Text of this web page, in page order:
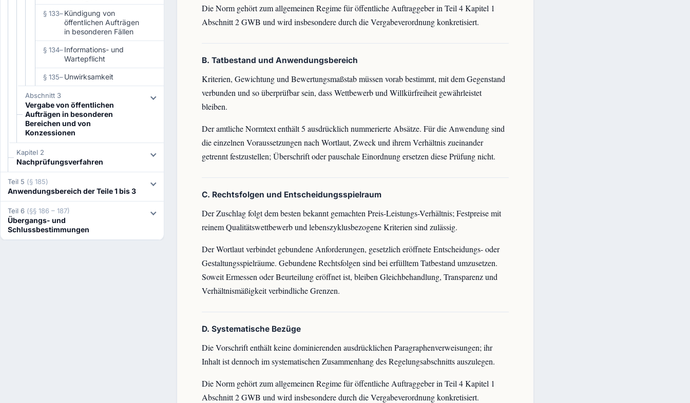
§ 133–Kündigung von
öffentlichen Aufträgen
in besonderen Fällen
§ 134–Informations- und
Wartepflicht
§ 135–Unwirksamkeit
Abschnitt 3
Vergabe von öffentlichen
Aufträgen in besonderen
Bereichen und von
Konzessionen
Kapitel 2
Nachprüfungsverfahren
Teil 5 (§ 185)
Anwendungsbereich der Teile 1 bis 3
Teil 6 (§§ 186 – 187)
Übergangs- und
Schlussbestimmungen
Die Norm gehört zum allgemeinen Regime für öffentliche Auftraggeber in Teil 4 Kapitel 1
Abschnitt 2 GWB und wird insbesondere durch die Vergabeverordnung konkretisiert.
B. Tatbestand und Anwendungsbereich
Kriterien, Gewichtung und Bewertungsmaßstab müssen vorab bestimmt, mit dem Gegenstand
verbunden und so überprüfbar sein, dass Wettbewerb und Willkürfreiheit gewährleistet
bleiben.
Der amtliche Normtext enthält 5 ausdrücklich nummerierte Absätze. Für die Anwendung sind
die einzelnen Voraussetzungen nach Wortlaut, Zweck und ihrem Verhältnis zueinander
getrennt festzustellen; Überschrift oder pauschale Einordnung ersetzen diese Prüfung nicht.
C. Rechtsfolgen und Entscheidungsspielraum
Der Zuschlag folgt dem besten bekannt gemachten Preis-Leistungs-Verhältnis; Festpreise mit
reinem Qualitätswettbewerb und lebenszyklusbezogene Kriterien sind zulässig.
Der Wortlaut verbindet gebundene Anforderungen, gesetzlich eröffnete Entscheidungs- oder
Gestaltungsspielräume. Gebundene Rechtsfolgen sind bei erfülltem Tatbestand umzusetzen.
Soweit Ermessen oder Beurteilung eröffnet ist, bleiben Gleichbehandlung, Transparenz und
Verhältnismäßigkeit verbindliche Grenzen.
D. Systematische Bezüge
Die Vorschrift enthält keine dominierenden ausdrücklichen Paragraphenverweisungen; ihr
Inhalt ist dennoch im systematischen Zusammenhang des Regelungsabschnitts auszulegen.
Die Norm gehört zum allgemeinen Regime für öffentliche Auftraggeber in Teil 4 Kapitel 1
Abschnitt 2 GWB und wird insbesondere durch die Vergabeverordnung konkretisiert.